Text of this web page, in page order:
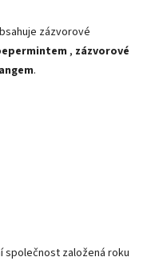
zázvorové
, zázvorové
.
založená roku